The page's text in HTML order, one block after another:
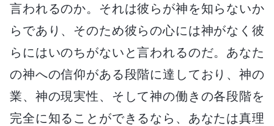
言われるのか。それは彼らが神を知らないか
らであり、そのため彼らの心には神がなく彼
らにはいのちがないと言われるのだ。あなた
の神への信仰がある段階に達しており、神の
業、神の現実性、そして神の働きの各段階を
完全に知ることができるなら、あなたは真理